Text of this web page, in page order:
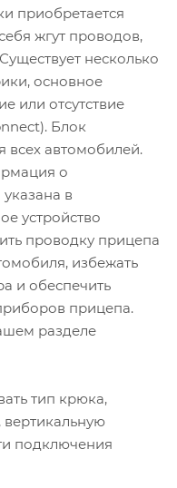
приобретается
жгут проводов,
несколько
основное
или отсутствие
Блок
всех автомобилей.
о
в
устройство
проводку прицепа
избежать
и обеспечить
прицепа.
разделе
тип крюка,
вертикальную
подключения